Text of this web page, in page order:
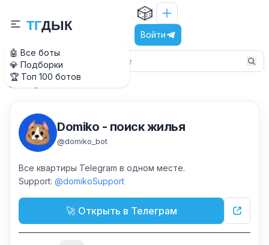
🤖 Все боты
💎 Подборки
🏆 Топ 100 ботов
ТГДЫК
🎲
Войти
Главная
Domiko - поиск жилья
@domiko_bot
Все квартиры Telegram в одном месте.
Support: @domikoSupport
🚀 Открыть в Телеграм